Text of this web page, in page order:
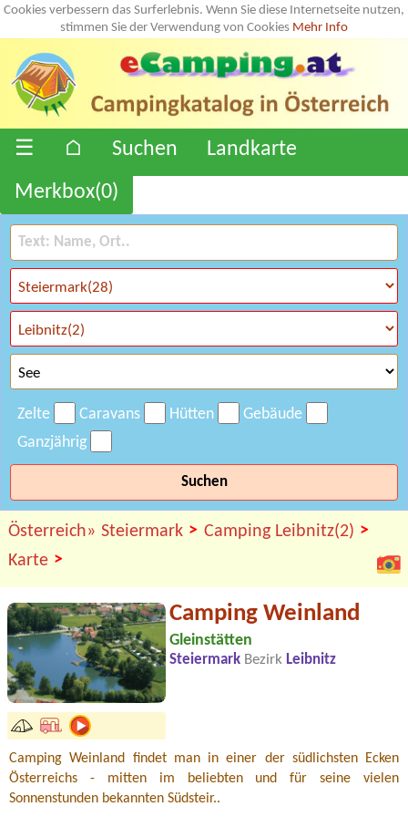
Cookies verbessern das Surferlebnis. Wenn Sie diese Internetseite nutzen,
stimmen Sie der Verwendung von Cookies Mehr Info
☰ ⌂ Suchen
Landkarte
Merkbox(0)
Zelte Caravans Hütten
Gebäude
Ganzjährig
Suchen
Österreich» Steiermark > Camping Leibnitz(2) >
Karte >
Camping Weinland
Gleinstätten
Steiermark Bezirk Leibnitz
Camping Weinland findet man in einer der südlichsten Ecken
Österreichs - mitten im beliebten und für seine vielen
Sonnenstunden bekannten Südsteir..